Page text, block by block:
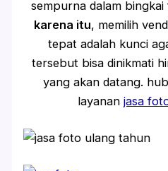
sempurna dalam
karena itu, memilih
tepat adalah kunci
tersebut bisa dinikmati
yang akan datang.
layanan jasa